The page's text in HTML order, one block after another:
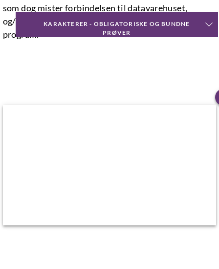
som dog mister forbindelsen til datavarehuset,
og/eller felterne kan markeres og kopieres over i eget
program.
KARAKTERER - OBLIGATORISKE OG BUNDNE
PRØVER